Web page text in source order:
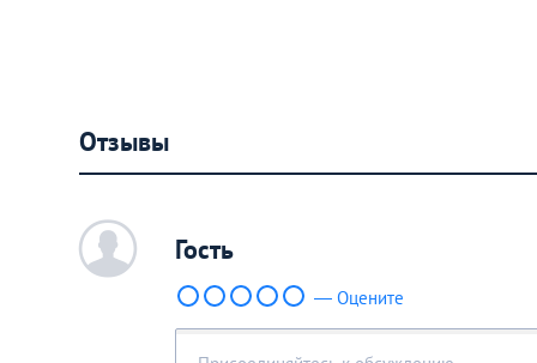
Отзывы
c Гость
— Оцените